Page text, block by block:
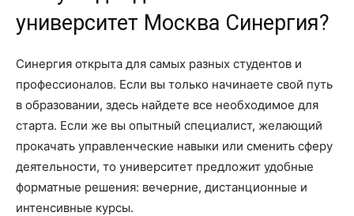
университет Москва Синергия?
Синергия открыта для самых разных студентов и
профессионалов. Если вы только начинаете свой путь
в образовании, здесь найдете все необходимое для
старта. Если же вы опытный специалист, желающий
прокачать управленческие навыки или сменить сферу
деятельности, то университет предложит удобные
форматные решения: вечерние, дистанционные и
интенсивные курсы.